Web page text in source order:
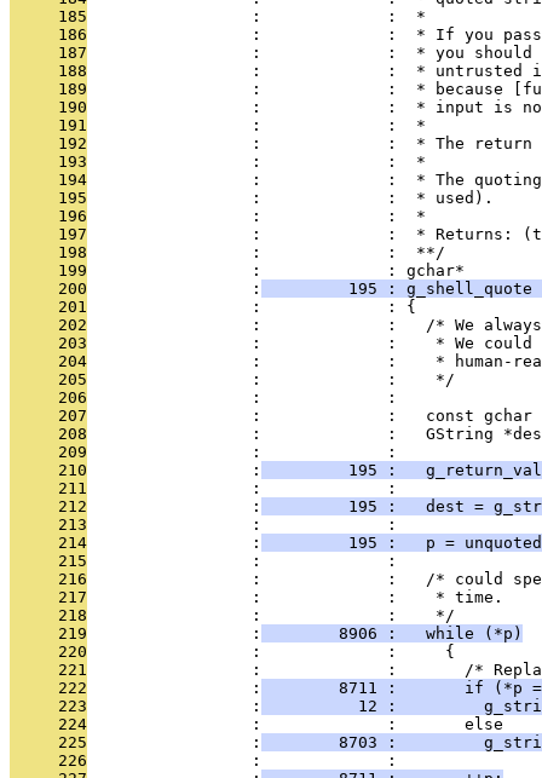
     185
                 :             :  *
     186
:             :  * If you
     187
:             :  * you
     188
:             :  * untrusted
     189
:             :  * because
     190
:             :  * input is
     191
                 :             :  *
     192
:             :  * The
     193
                 :             :  *
     194
:             :  * The
     195
                 :             :  * used).
     196
                 :             :  *
     197
:             :  * Returns:
     198
                 :             :  **/
     199
                 :             : gchar*
     200
                 :
195 : g_shell_quote
     201
                 :             : {
     202
:             :   /* We
     203
:             :    * We
     204
:             :    * human-
     205
                 :             :    */
     206
                 :             :
     207
:             :   const gchar
     208
:             :   GString
     209
                 :             :
     210
                 :
195 :
     211
                 :             :
     212
                 :
195 :   dest =
     213
                 :             :
     214
                 :
195 :   p =
     215
                 :             :
     216
:             :   /* could
     217
                 :             :    * time.
     218
                 :             :    */
     219
                 :
        8906 :   while (*p)
     220
                 :             :     {
     221
:             :       /*
     222
                 :
8711 :       if (*p
     223
                 :
12 :
     224
                 :             :       else
     225
                 :
8703 :
     226
                 :             :